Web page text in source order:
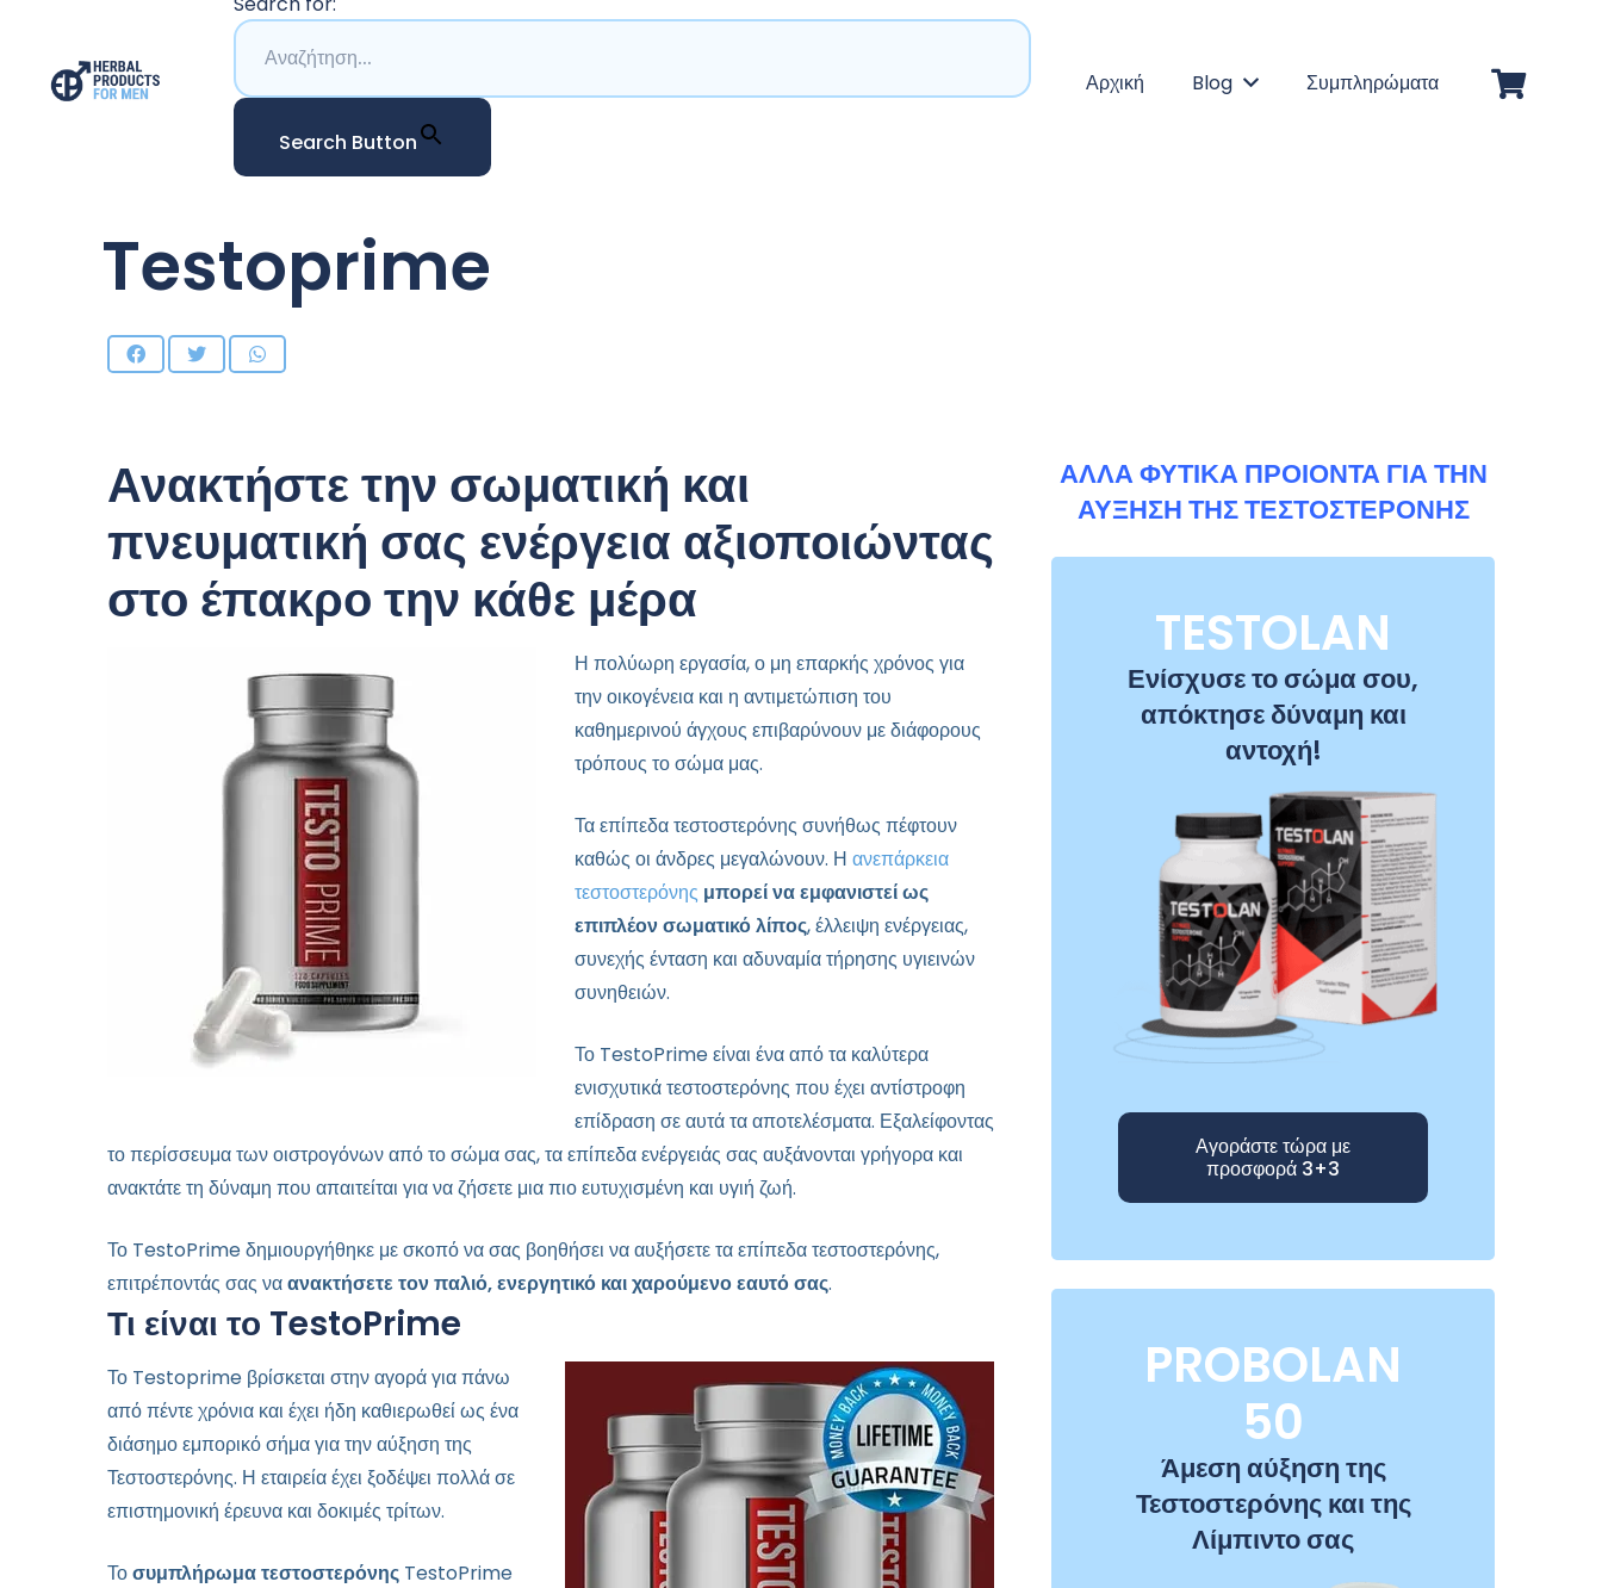
Search Button
Αρχική Blog Συμπληρώματα
Testoprime
Ανακτήστε την σωματική και
πνευματική σας ενέργεια αξιοποιώντας
στο έπακρο την κάθε μέρα
Η πολύωρη εργασία, ο μη επαρκής χρόνος για
την οικογένεια και η αντιμετώπιση του
καθημερινού άγχους επιβαρύνουν με διάφορους
τρόπους το σώμα μας.
Τα επίπεδα τεστοστερόνης συνήθως πέφτουν
καθώς οι άνδρες μεγαλώνουν. Η ανεπάρκεια
τεστοστερόνης μπορεί να εμφανιστεί ως
επιπλέον σωματικό λίπος, έλλειψη ενέργειας,
συνεχής ένταση και αδυναμία τήρησης υγιεινών
συνηθειών.
Το TestoPrime είναι ένα από τα καλύτερα
ενισχυτικά τεστοστερόνης που έχει αντίστροφη
επίδραση σε αυτά τα αποτελέσματα. Εξαλείφοντας
το περίσσευμα των οιστρογόνων από το σώμα σας, τα επίπεδα ενέργειάς σας αυξάνονται γρήγορα και
ανακτάτε τη δύναμη που απαιτείται για να ζήσετε μια πιο ευτυχισμένη και υγιή ζωή.
Το TestoPrime δημιουργήθηκε με σκοπό να σας βοηθήσει να αυξήσετε τα επίπεδα τεστοστερόνης,
επιτρέποντάς σας ναανακτήσετε τον παλιό, ενεργητικό και χαρούμενο εαυτό σας.
Τι είναι το TestoPrime
Το Testoprime βρίσκεται στην αγορά για πάνω
από πέντε χρόνια και έχει ήδη καθιερωθεί ως ένα
διάσημο εμπορικό σήμα για την αύξηση της
Τεστοστερόνης. Η εταιρεία έχει ξοδέψει πολλά σε
επιστημονική έρευνα και δοκιμές τρίτων.
Τοσυμπλήρωμα τεστοστερόνης TestoPrime
ΑΛΛΑ ΦΥΤΙΚΑ ΠΡΟΙΟΝΤΑ ΓΙΑ ΤΗΝ
ΑΥΞΗΣΗ ΤΗΣ ΤΕΣΤΟΣΤΕΡΟΝΗΣ
TESTOLAN
Ενίσχυσε το σώμα σου,
απόκτησε δύναμη και
αντοχή!
Αγοράστε τώρα με
προσφορά 3+3
PROBOLAN
50
Άμεση αύξηση της
Τεστοστερόνης και της
Λίμπιντο σας